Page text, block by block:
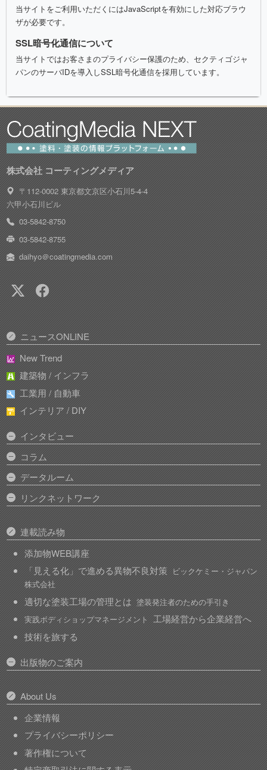
当サイトをご利用いただくにはJavaScriptを有効にした対応ブラウ
ザが必要です。
SSL暗号化通信について
当サイトではお客さまのプライバシー保護のため、セクティゴジャ
パンのサーバIDを導入しSSL暗号化通信を採用しています。
株式会社 コーティングメディア
〒112-0002 東京都文京区小石川5-4-4
六甲小石川ビル
03-5842-8750
03-5842-8755
daihyo＠coatingmedia.com
ニュースONLINE
New Trend
建築物 / インフラ
工業用 / 自動車
インテリア / DIY
インタビュー
コラム
データルーム
リンクネットワーク
連載読み物
添加物WEB講座
「見える化」で進める異物不良対策 ビックケミー・ジャパン
株式会社
適切な塗装工場の管理とは 塗装発注者のための手引き
実践ボディショップマネージメント 工場経営から企業経営へ
技術を旅する
出版物のご案内
About Us
企業情報
プライバシーポリシー
著作権について